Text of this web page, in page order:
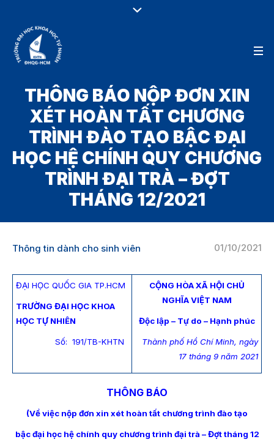
THÔNG BÁO NỘP ĐƠN XIN
XÉT HOÀN TẤT CHƯƠNG
TRÌNH ĐÀO TẠO BẬC ĐẠI
HỌC HỆ CHÍNH QUY CHƯƠNG
TRÌNH ĐẠI TRÀ – ĐỢT
THÁNG 12/2021
01/10/2021
Thông tin dành cho sinh viên
ĐẠI HỌC QUỐC GIA TP.HCM
TRƯỜNG ĐẠI HỌC KHOA
HỌC TỰ NHIÊN
Số: 191/TB-KHTN
CỘNG HÒA XÃ HỘI CHỦ
NGHĨA VIỆT NAM
Độc lập – Tự do – Hạnh phúc
Thành phố Hồ Chí Minh, ngày
17 tháng 9 năm 2021
THÔNG BÁO
(Về việc nộp đơn xin xét hoàn tất chương trình đào tạo
bậc đại học hệ chính quy chương trình đại trà – Đợt tháng 12